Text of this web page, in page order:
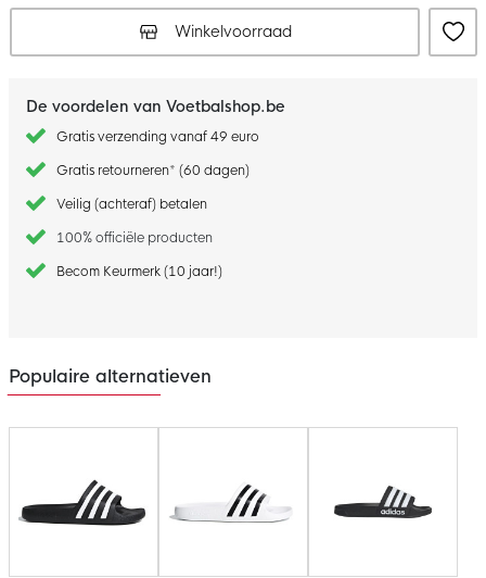
Winkelvoorraad
De voordelen van Voetbalshop.be
Gratis verzending vanaf 49 euro
Gratis retourneren* (60 dagen)
Veilig (achteraf) betalen
100% officiële producten
Becom Keurmerk (10 jaar!)
Populaire alternatieven